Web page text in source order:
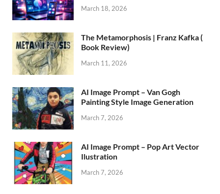
March 18, 2026
The Metamorphosis | Franz Kafka (
Book Review)
March 11, 2026
AI Image Prompt – Van Gogh
Painting Style Image Generation
March 7, 2026
AI Image Prompt – Pop Art Vector
Ilustration
March 7, 2026